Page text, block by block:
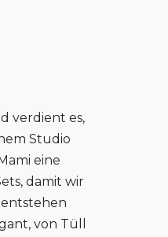
verdient es,
Studio
eine
damit wir
von Tüll